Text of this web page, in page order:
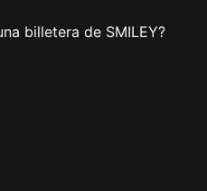
billetera de SMILEY?